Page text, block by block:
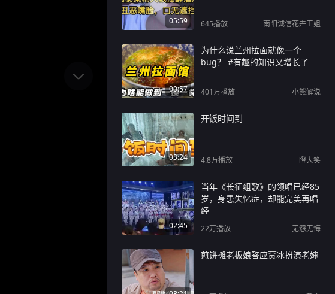
05:59 645播放 南阳诚信花卉王姐
00:57
为什么说兰州拉面就像一个
bug？ #有趣的知识又增长了
401万播放 小熊解说
03:24
开饭时间到
4.8万播放 瞪大笑
02:45
当年《长征组歌》的领唱已经85
岁，身患失忆症，却能完美再唱
经
22万播放 无怨无悔
煎饼摊老板娘答应贾冰扮演老婶